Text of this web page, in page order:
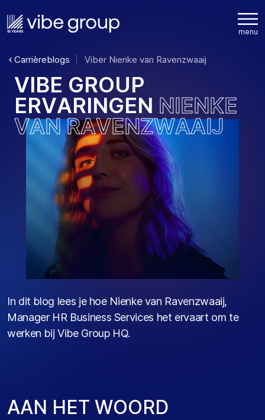
Carrièreblogs Viber Nienke van Ravenzwaaij
VIBE GROUP
ERVARINGEN NIENKE
VAN RAVENZWAAIJ
In dit blog lees je hoe Nienke van Ravenzwaaij,
Manager HR Business Services het ervaart om te
werken bij Vibe GroupHQ.
AAN HET WOORD